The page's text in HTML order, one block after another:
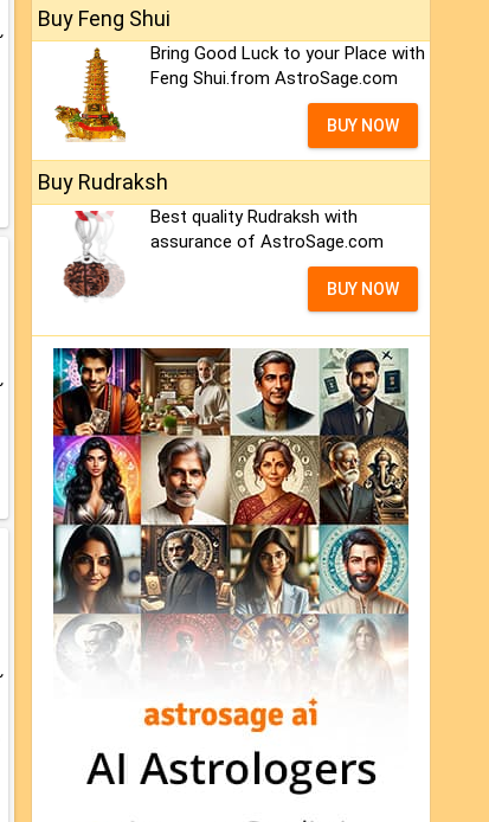
Buy Feng Shui
Bring Good Luck to your Place with
Feng Shui.from AstroSage.com
BUY NOW
Buy Rudraksh
Best quality Rudraksh with
assurance of AstroSage.com
BUY NOW